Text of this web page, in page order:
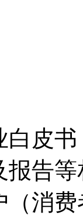
白皮
报告
（消